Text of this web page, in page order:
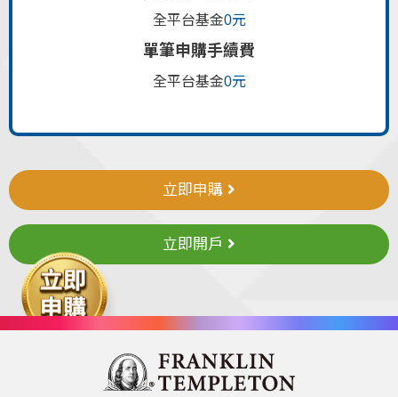
全平台基金0元
單筆申購手續費
全平台基金0元
立即申購
立即開戶